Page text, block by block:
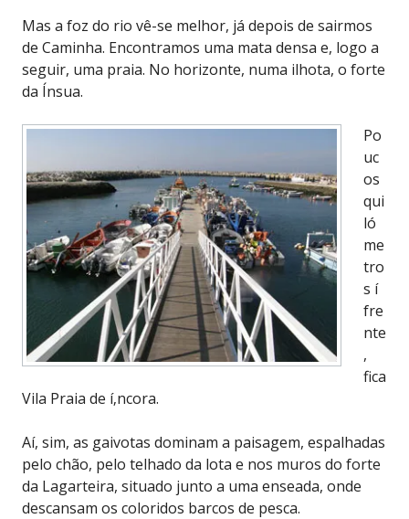
Mas a foz do rio vê-se melhor, já depois de sairmos
de Caminha. Encontramos uma mata densa e, logo a
seguir, uma praia. No horizonte, numa ilhota, o forte
da Ínsua.
Po
uc
os
qui
ló
me
tro
s í
fre
nte
,
fica
Vila Praia de í‚ncora.
Aí, sim, as gaivotas dominam a paisagem, espalhadas
pelo chão, pelo telhado da lota e nos muros do forte
da Lagarteira, situado junto a uma enseada, onde
descansam os coloridos barcos de pesca.